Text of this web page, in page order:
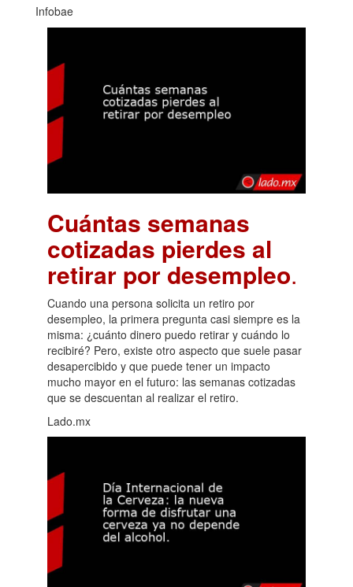
Infobae
Cuántas semanas
cotizadas pierdes al
retirar por desempleo.
Cuando una persona solicita un retiro por
desempleo, la primera pregunta casi siempre es la
misma: ¿cuánto dinero puedo retirar y cuándo lo
recibiré? Pero, existe otro aspecto que suele pasar
desapercibido y que puede tener un impacto
mucho mayor en el futuro: las semanas cotizadas
que se descuentan al realizar el retiro.
Lado.mx